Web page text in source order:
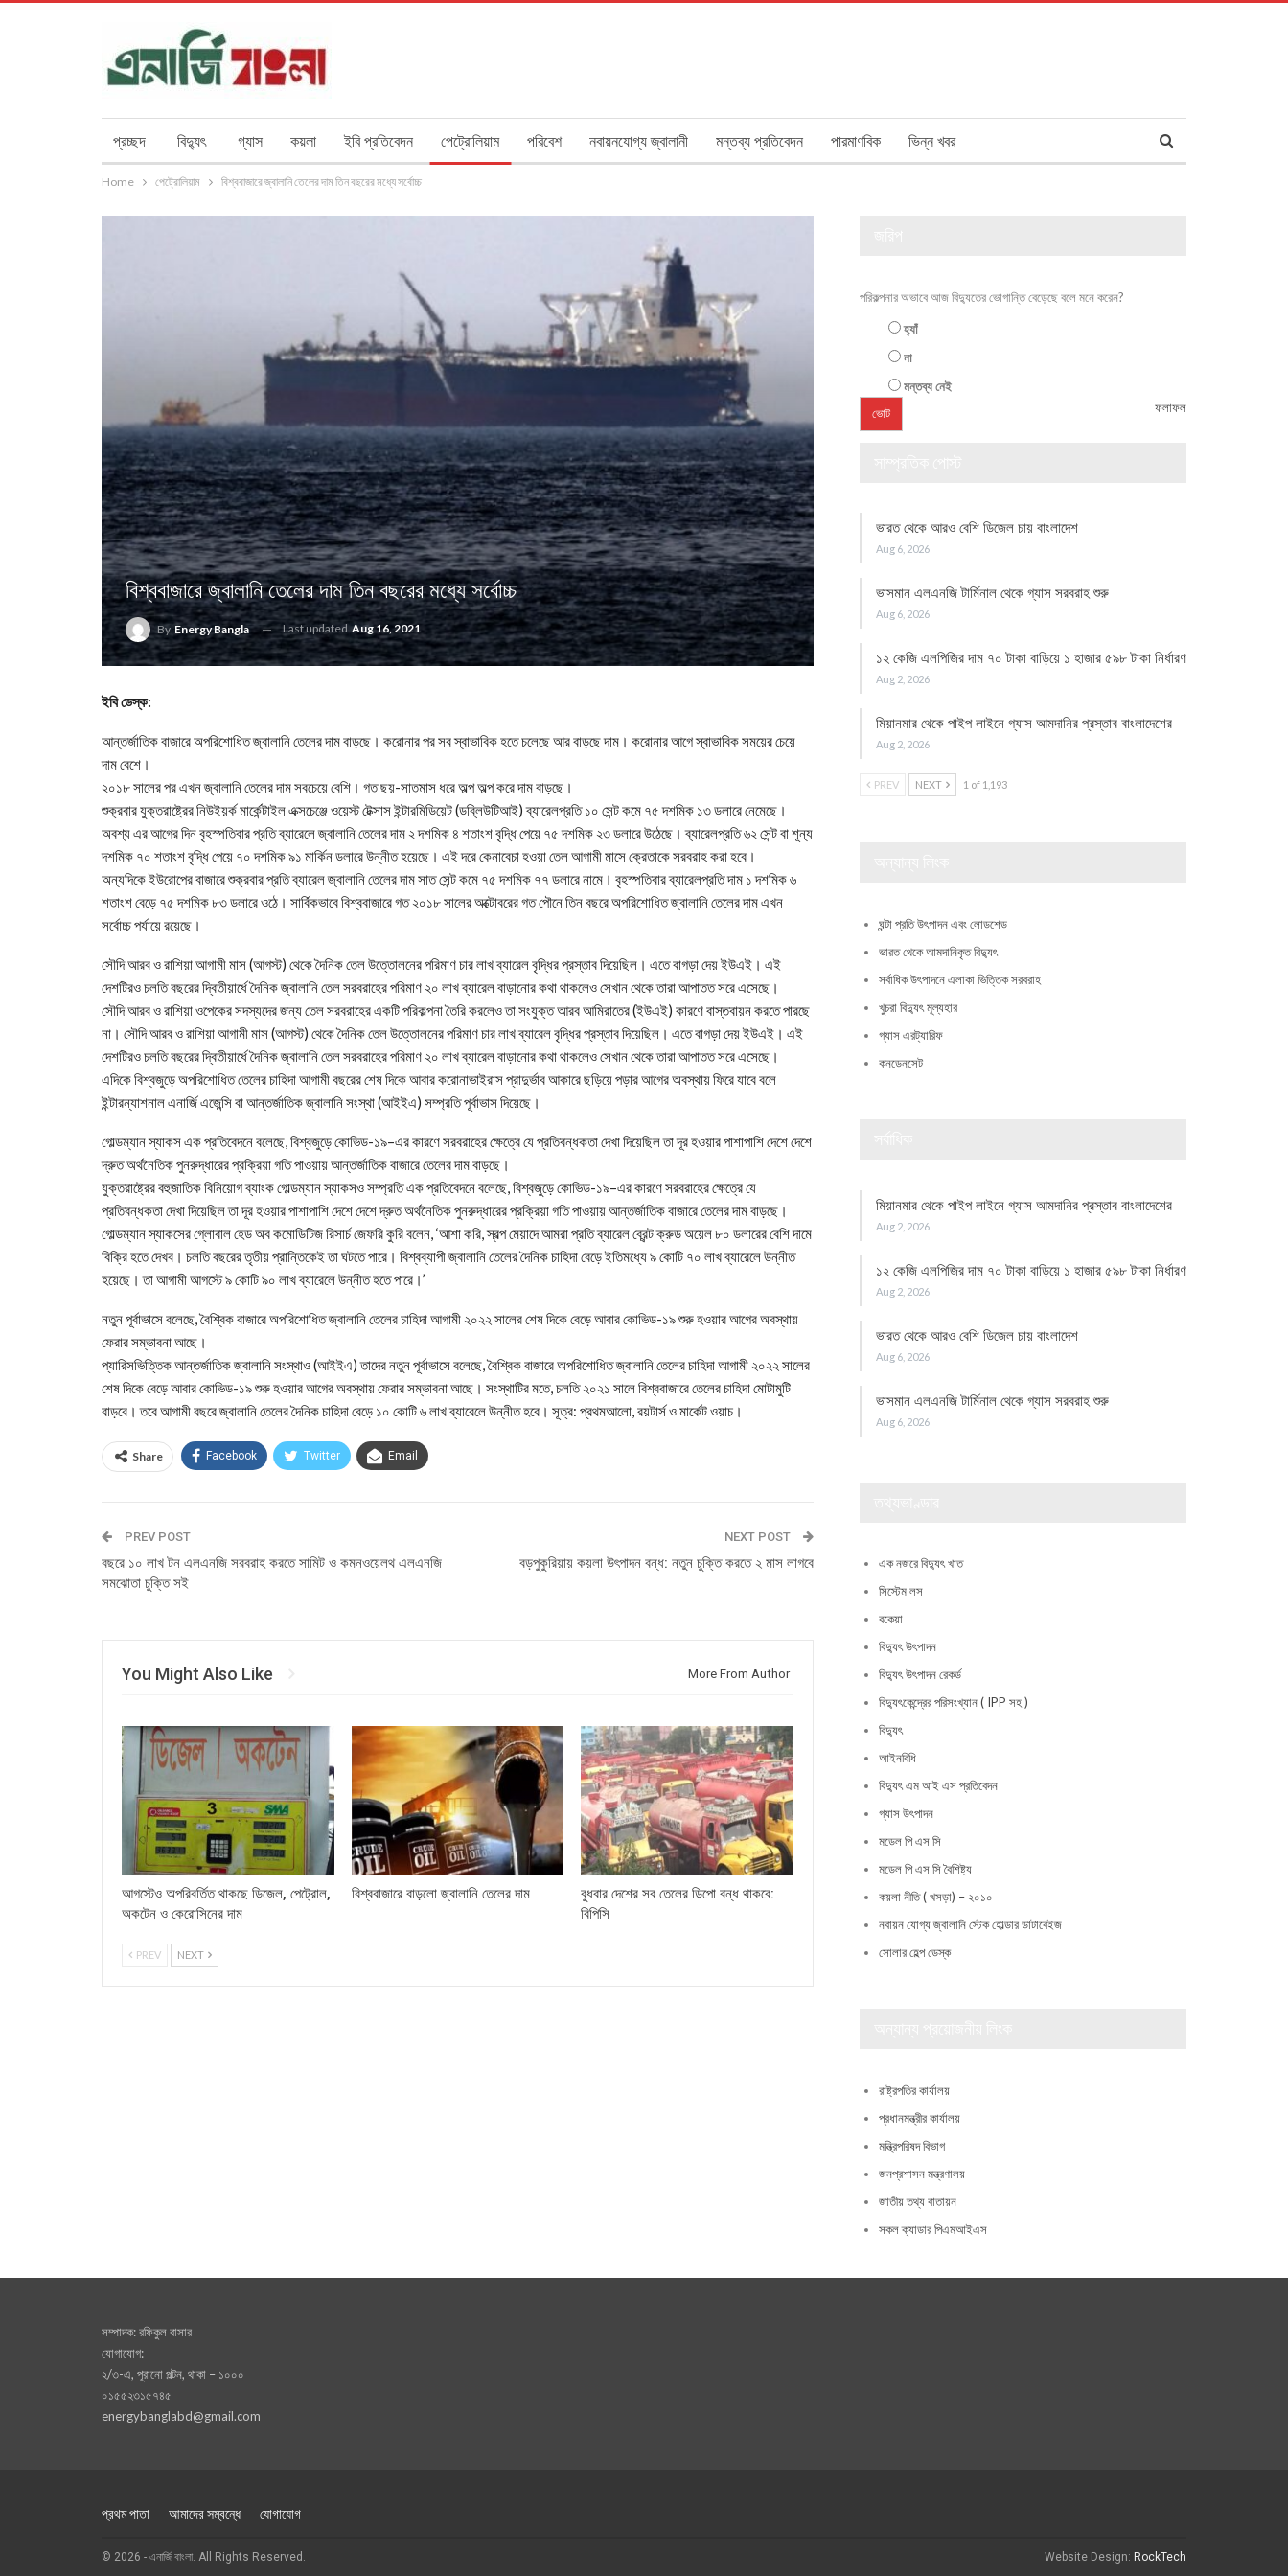
প্রচ্ছদ বিদ্যুৎ গ্যাস কয়লা ইবি প্রতিবেদন পেট্রোলিয়াম পরিবেশ নবায়নযোগ্য জ্বালানী মন্তব্য প্রতিবেদন পারমাণবিক ভিন্ন খবর
Home পেট্রোলিয়াম বিশ্ববাজারে জ্বালানি তেলের দাম তিন বছরের মধ্যে সর্বোচ্চ
বিশ্ববাজারে জ্বালানি তেলের দাম তিন বছরের মধ্যে সর্বোচ্চ
By Energy Bangla Last updatedAug 16, 2021
ইবি ডেস্ক:
আন্তর্জাতিক বাজারে অপরিশোধিত জ্বালানি তেলের দাম বাড়ছে। করোনার পর সব স্বাভাবিক হতে চলেছে আর বাড়ছে দাম। করোনার আগে স্বাভাবিক সময়ের চেয়ে
দাম বেশে।
২০১৮ সালের পর এখন জ্বালানি তেলের দাম সবচেয়ে বেশি। গত ছয়-সাতমাস ধরে অল্প অল্প করে দাম বাড়ছে।
শুক্রবার যুক্তরাষ্ট্রের নিউইয়র্ক মার্কেন্টাইল এক্সচেঞ্জে ওয়েস্ট টেক্সাস ইন্টারমিডিয়েট (ডব্লিউটিআই) ব্যারেলপ্রতি ১০ সেন্ট কমে ৭৫ দশমিক ১৩ ডলারে নেমেছে।
অবশ্য এর আগের দিন বৃহস্পতিবার প্রতি ব্যারেলে জ্বালানি তেলের দাম ২ দশমিক ৪ শতাংশ বৃদ্ধি পেয়ে ৭৫ দশমিক ২৩ ডলারে উঠেছে। ব্যারেলপ্রতি ৬২ সেন্ট বা শূন্য
দশমিক ৭০ শতাংশ বৃদ্ধি পেয়ে ৭০ দশমিক ৯১ মার্কিন ডলারে উন্নীত হয়েছে। এই দরে কেনাবেচা হওয়া তেল আগামী মাসে ক্রেতাকে সরবরাহ করা হবে।
অন্যদিকে ইউরোপের বাজারে শুক্রবার প্রতি ব্যারেল জ্বালানি তেলের দাম সাত সেন্ট কমে ৭৫ দশমিক ৭৭ ডলারে নামে। বৃহস্পতিবার ব্যারেলপ্রতি দাম ১ দশমিক ৬
শতাংশ বেড়ে ৭৫ দশমিক ৮৩ ডলারে ওঠে। সার্বিকভাবে বিশ্ববাজারে গত ২০১৮ সালের অক্টোবরের গত পৌনে তিন বছরে অপরিশোধিত জ্বালানি তেলের দাম এখন
সর্বোচ্চ পর্যায়ে রয়েছে।
সৌদি আরব ও রাশিয়া আগামী মাস (আগস্ট) থেকে দৈনিক তেল উত্তোলনের পরিমাণ চার লাখ ব্যারেল বৃদ্ধির প্রস্তাব দিয়েছিল। এতে বাগড়া দেয় ইউএই। এই
দেশটিরও চলতি বছরের দ্বিতীয়ার্ধে দৈনিক জ্বালানি তেল সরবরাহের পরিমাণ ২০ লাখ ব্যারেল বাড়ানোর কথা থাকলেও সেখান থেকে তারা আপাতত সরে এসেছে।
সৌদি আরব ও রাশিয়া ওপেকের সদস্যদের জন্য তেল সরবরাহের একটি পরিকল্পনা তৈরি করলেও তা সংযুক্ত আরব আমিরাতের (ইউএই) কারণে বাস্তবায়ন করতে পারছে
না। সৌদি আরব ও রাশিয়া আগামী মাস (আগস্ট) থেকে দৈনিক তেল উত্তোলনের পরিমাণ চার লাখ ব্যারেল বৃদ্ধির প্রস্তাব দিয়েছিল। এতে বাগড়া দেয় ইউএই। এই
দেশটিরও চলতি বছরের দ্বিতীয়ার্ধে দৈনিক জ্বালানি তেল সরবরাহের পরিমাণ ২০ লাখ ব্যারেল বাড়ানোর কথা থাকলেও সেখান থেকে তারা আপাতত সরে এসেছে।
এদিকে বিশ্বজুড়ে অপরিশোধিত তেলের চাহিদা আগামী বছরের শেষ দিকে আবার করোনাভাইরাস প্রাদুর্ভাব আকারে ছড়িয়ে পড়ার আগের অবস্থায় ফিরে যাবে বলে
ইন্টারন্যাশনাল এনার্জি এজেন্সি বা আন্তর্জাতিক জ্বালানি সংস্থা (আইইএ) সম্প্রতি পূর্বাভাস দিয়েছে।
গোল্ডম্যান স্যাকস এক প্রতিবেদনে বলেছে, বিশ্বজুড়ে কোভিড-১৯–এর কারণে সরবরাহের ক্ষেত্রে যে প্রতিবন্ধকতা দেখা দিয়েছিল তা দূর হওয়ার পাশাপাশি দেশে দেশে
দ্রুত অর্থনৈতিক পুনরুদ্ধারের প্রক্রিয়া গতি পাওয়ায় আন্তর্জাতিক বাজারে তেলের দাম বাড়ছে।
যুক্তরাষ্ট্রের বহুজাতিক বিনিয়োগ ব্যাংক গোল্ডম্যান স্যাকসও সম্প্রতি এক প্রতিবেদনে বলেছে, বিশ্বজুড়ে কোভিড-১৯–এর কারণে সরবরাহের ক্ষেত্রে যে
প্রতিবন্ধকতা দেখা দিয়েছিল তা দূর হওয়ার পাশাপাশি দেশে দেশে দ্রুত অর্থনৈতিক পুনরুদ্ধারের প্রক্রিয়া গতি পাওয়ায় আন্তর্জাতিক বাজারে তেলের দাম বাড়ছে।
গোল্ডম্যান স্যাকসের গ্লোবাল হেড অব কমোডিটিজ রিসার্চ জেফরি কুরি বলেন, ‘আশা করি, স্বল্প মেয়াদে আমরা প্রতি ব্যারেল ব্রেন্ট ক্রুড অয়েল ৮০ ডলারের বেশি দামে
বিক্রি হতে দেখব। চলতি বছরের তৃতীয় প্রান্তিকেই তা ঘটতে পারে। বিশ্বব্যাপী জ্বালানি তেলের দৈনিক চাহিদা বেড়ে ইতিমধ্যে ৯ কোটি ৭০ লাখ ব্যারেলে উন্নীত
হয়েছে। তা আগামী আগস্টে ৯ কোটি ৯০ লাখ ব্যারেলে উন্নীত হতে পারে।’
নতুন পূর্বাভাসে বলেছে, বৈশ্বিক বাজারে অপরিশোধিত জ্বালানি তেলের চাহিদা আগামী ২০২২ সালের শেষ দিকে বেড়ে আবার কোভিড-১৯ শুরু হওয়ার আগের অবস্থায়
ফেরার সম্ভাবনা আছে।
প্যারিসভিত্তিক আন্তর্জাতিক জ্বালানি সংস্থাও (আইইএ) তাদের নতুন পূর্বাভাসে বলেছে, বৈশ্বিক বাজারে অপরিশোধিত জ্বালানি তেলের চাহিদা আগামী ২০২২ সালের
শেষ দিকে বেড়ে আবার কোভিড-১৯ শুরু হওয়ার আগের অবস্থায় ফেরার সম্ভাবনা আছে। সংস্থাটির মতে, চলতি ২০২১ সালে বিশ্ববাজারে তেলের চাহিদা মোটামুটি
বাড়বে। তবে আগামী বছরে জ্বালানি তেলের দৈনিক চাহিদা বেড়ে ১০ কোটি ৬ লাখ ব্যারেলে উন্নীত হবে। সূত্র: প্রথমআলো, রয়টার্স ও মার্কেট ওয়াচ।
Share Facebook Twitter Email
PREV POST
বছরে ১০ লাখ টন এলএনজি সরবরাহ করতে সামিট ও কমনওয়েলথ এলএনজি
সমঝোতা চুক্তি সই
NEXT POST
বড়পুকুরিয়ায় কয়লা উৎপাদন বন্ধ: নতুন চুক্তি করতে ২ মাস লাগবে
You Might Also Like More From Author
আগস্টেও অপরিবর্তিত থাকছে ডিজেল, পেট্রোল,
অকটেন ও কেরোসিনের দাম
বিশ্ববাজারে বাড়লো জ্বালানি তেলের দাম
বুধবার দেশের সব তেলের ডিপো বন্ধ থাকবে:
বিপিসি
PREV NEXT
পরিকল্পনার অভাবে আজ বিদ্যুতের ভোগান্তি বেড়েছে বলে মনে করেন?
হ্যাঁ
না
মন্তব্য নেই
ফলাফল
ভারত থেকে আরও বেশি ডিজেল চায় বাংলাদেশ
Aug 6, 2026
ভাসমান এলএনজি টার্মিনাল থেকে গ্যাস সরবরাহ শুরু
Aug 6, 2026
১২ কেজি এলপিজির দাম ৭০ টাকা বাড়িয়ে ১ হাজার ৫৯৮ টাকা নির্ধারণ
Aug 2, 2026
মিয়ানমার থেকে পাইপ লাইনে গ্যাস আমদানির প্রস্তাব বাংলাদেশের
Aug 2, 2026
PREV NEXT 1 of 1,193
ঘন্টা প্রতি উৎপাদন এবং লোডশেড
ভারত থেকে আমদানিকৃত বিদ্যুৎ
সর্বাধিক উৎপাদনে এলাকা ভিত্তিক সরবরাহ
খুচরা বিদ্যুৎ মূল্যহার
গ্যাস এরট্যারিফ
কনডেনসেট
মিয়ানমার থেকে পাইপ লাইনে গ্যাস আমদানির প্রস্তাব বাংলাদেশের
Aug 2, 2026
১২ কেজি এলপিজির দাম ৭০ টাকা বাড়িয়ে ১ হাজার ৫৯৮ টাকা নির্ধারণ
Aug 2, 2026
ভারত থেকে আরও বেশি ডিজেল চায় বাংলাদেশ
Aug 6, 2026
ভাসমান এলএনজি টার্মিনাল থেকে গ্যাস সরবরাহ শুরু
Aug 6, 2026
এক নজরে বিদ্যুৎ খাত
সিস্টেম লস
বকেয়া
বিদ্যুৎ উৎপাদন
বিদ্যুৎ উৎপাদন রেকর্ড
বিদ্যুৎকেন্দ্রের পরিসংখ্যান ( IPP সহ )
বিদ্যুৎ
আইনবিধি
বিদ্যুৎ এম আই এস প্রতিবেদন
গ্যাস উৎপাদন
মডেল পি এস সি
মডেল পি এস সি বৈশিষ্ট্য
কয়লা নীতি ( খসড়া) – ২০১০
নবায়ন যোগ্য জ্বালানি স্টেক হোল্ডার ডাটাবেইজ
সোলার হেল্প ডেস্ক
রাষ্ট্রপতির কার্যালয়
প্রধানমন্ত্রীর কার্যালয়
মন্ত্রিপরিষদ বিভাগ
জনপ্রশাসন মন্ত্রণালয়
জাতীয় তথ্য বাতায়ন
সকল ক্যাডার পিএমআইএস
সম্পাদক: রফিকুল বাসার
যোগাযোগ:
২/৩-এ, পূরানো পল্টন, থাকা – ১০০০
০১৫৫২৩১৫৭৪৫
energybanglabd@gmail.com
প্রথম পাতা আমাদের সম্বন্ধে যোগাযোগ
© 2026 - এনার্জি বাংলা. All Rights Reserved. Website Design: RockTech